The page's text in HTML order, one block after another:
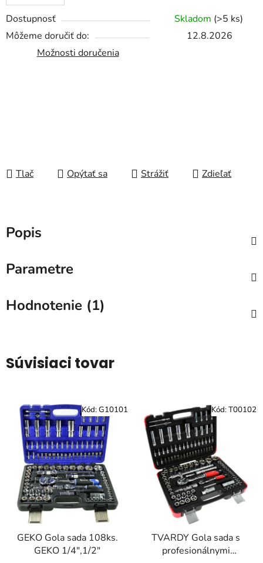
Dostupnosť Skladom (>5 ks)
Môžeme doručiť do:
12.8.2026
Možnosti doručenia
Tlač Opýtať sa Strážiť Zdieľať
Popis
Parametre
Hodnotenie (1)
Súvisiaci tovar
GEKO Gola sada 108ks.
GEKO 1/4",1/2"
Kód:G10101
TVARDY Gola sada s
profesionálnymi
Kód:T00102